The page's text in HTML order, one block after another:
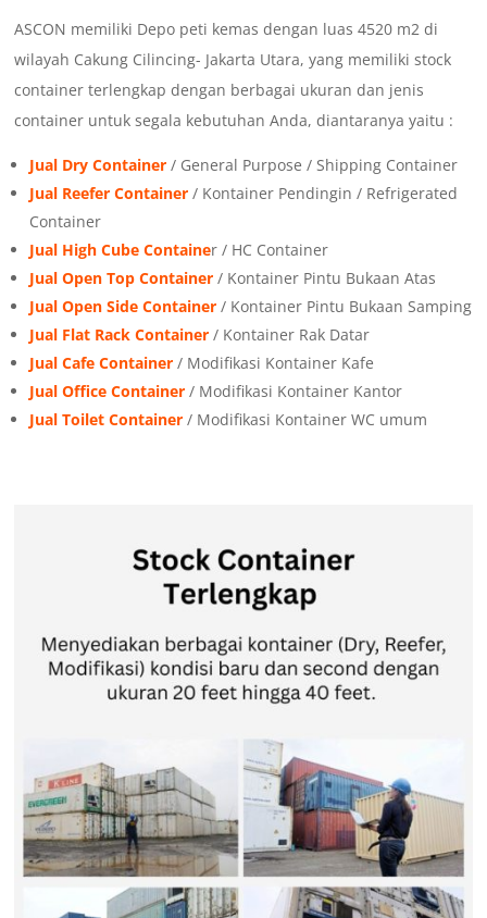
ASCON memiliki Depo peti kemas dengan luas 4520 m2 di
wilayah Cakung Cilincing- Jakarta Utara, yang memiliki stock
container terlengkap dengan berbagai ukuran dan jenis
container untuk segala kebutuhan Anda, diantaranya yaitu :
Jual Dry Container / General Purpose / Shipping Container
Jual Reefer Container / Kontainer Pendingin / Refrigerated
Container
Jual High Cube Container / HC Container
Jual Open Top Container / Kontainer Pintu Bukaan Atas
Jual Open Side Container / Kontainer Pintu Bukaan Samping
Jual Flat Rack Container / Kontainer Rak Datar
Jual Cafe Container / Modifikasi Kontainer Kafe
Jual Office Container / Modifikasi Kontainer Kantor
Jual Toilet Container / Modifikasi Kontainer WC umum